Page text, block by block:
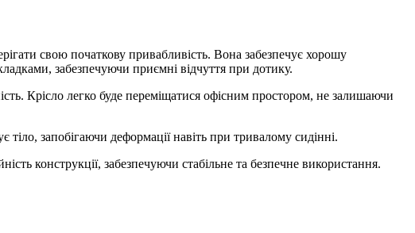
свою початкову привабливість. Вона забезпечує хорошу
забезпечуючи приємні відчуття при дотику.
Крісло легко буде переміщатися офісним простором, не залишаючи
запобігаючи деформації навіть при тривалому сидінні.
конструкції, забезпечуючи стабільне та безпечне використання.